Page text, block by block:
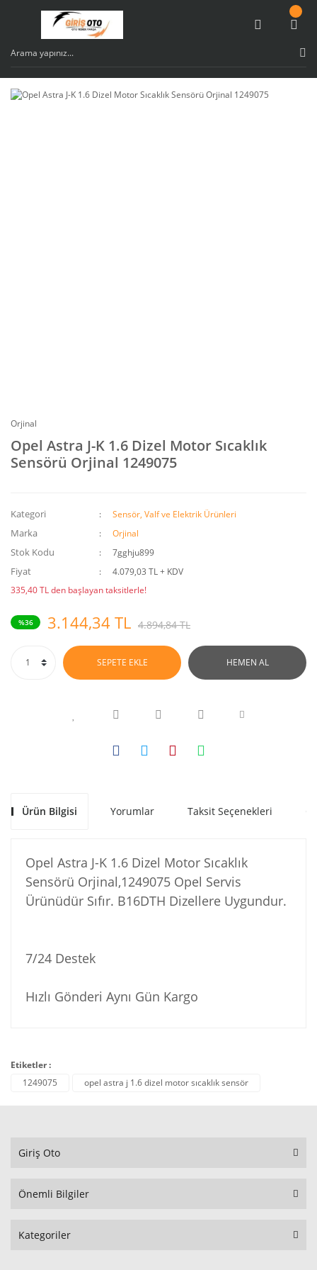
Orjinal
Opel Astra J-K 1.6 Dizel Motor Sıcaklık
Sensörü Orjinal 1249075
Kategori Sensör, Valf ve Elektrik Ürünleri
Marka Orjinal
Stok Kodu 7gghju899
Fiyat
4.079,03 TL + KDV
335,40 TL den başlayan taksitlerle!
%36 3.144,34 TL 4.894,84 TL
SEPETE EKLE HEMEN AL
Ürün Bilgisi Yorumlar Taksit Seçenekleri
Opel Astra J-K 1.6 Dizel Motor Sıcaklık
Sensörü Orjinal,1249075 Opel Servis
Ürünüdür Sıfır. B16DTH Dizellere Uygundur.
7/24 Destek
Hızlı Gönderi Aynı Gün Kargo
Etiketler :
1249075
opel astra j 1.6 dizel motor sıcaklık sensör
Giriş Oto
Önemli Bilgiler
Kategoriler